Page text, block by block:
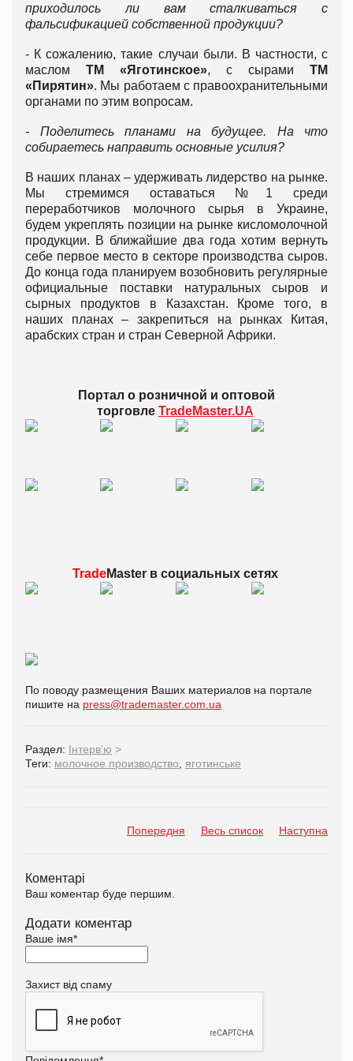
приходилось ли вам сталкиваться с
фальсификацией собственной продукции?
- К сожалению, такие случаи были. В частности, с
маслом ТМ «Яготинское», с сырами ТМ
«Пирятин». Мы работаем с правоохранительными
органами по этим вопросам.
- Поделитесь планами на будущее. На что
собираетесь направить основные усилия?
В наших планах – удерживать лидерство на рынке.
Мы стремимся оставаться №1 среди
переработчиков молочного сырья в Украине,
будем укреплять позиции на рынке кисломолочной
продукции. В ближайшие два года хотим вернуть
себе первое место в секторе производства сыров.
До конца года планируем возобновить регулярные
официальные поставки натуральных сыров и
сырных продуктов в Казахстан. Кроме того, в
наших планах – закрепиться на рынках Китая,
арабских стран и стран Северной Африки.
Портал о розничной и оптовой
торговле TradeMaster.UA
TradeMaster всоциальных сетях
По поводу размещения Ваших материалов на портале
пишите на press@trademaster.com.ua
Раздел: Інтерв'ю >
Теги: молочное производство яготинське
Попередня Весь список Наступна
Коментарі
Ваш коментар буде першим.
Додати коментар
Ваше імя*
Захист від спаму